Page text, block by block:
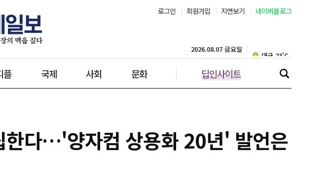
로그인 회원가입 지면보기 네이버블로그
플 국제 사회 문화 딥인사이트
2026.08.07 금요일
인천 28˚C
울산 23˚C
한다…'양자컴 상용화 20년' 발언은